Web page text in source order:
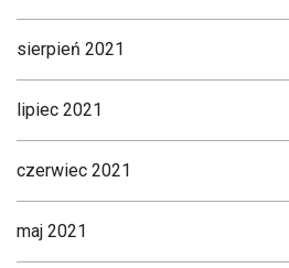
sierpień 2021
lipiec 2021
czerwiec 2021
maj 2021